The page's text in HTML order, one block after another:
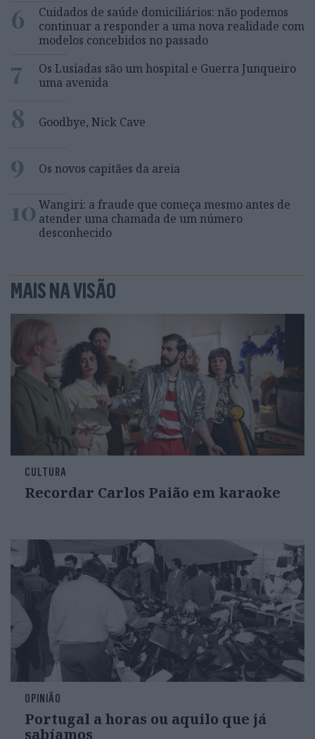
6
Cuidados de saúde domiciliários: não podemos
continuar a responder a uma nova realidade com
modelos concebidos no passado
7
Os Lusíadas são um hospital e Guerra Junqueiro
uma avenida
8 Goodbye, Nick Cave
9 Os novos capitães da areia
10Wangiri: a fraude que começa mesmo antes de
atender uma chamada de um número
desconhecido
MAIS NA VISÃO
CULTURA
Recordar Carlos Paião em karaoke
OPINIÃO
Portugal a horas ou aquilo que já
sabíamos